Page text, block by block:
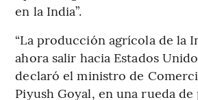
en la India”.
“La producción agrícola de la
ahora salir hacia Estados
declaró el ministro de
Piyush Goyal, en una rueda de